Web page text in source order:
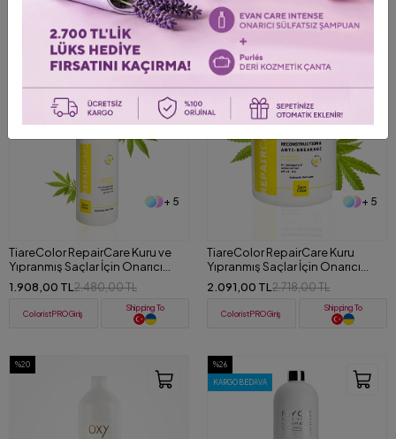
Shipping To
ColoristPRO Giriş
Shipping To
+ 5
TiareColor RepairCare Kuru ve
Yıpranmış Saçlar İçin Onarıcı
Şampuan 1000 ML
1.908,00 TL 2.480,00 TL
ColoristPRO Giriş
Shipping To
%23
+ 5
TiareColor RepairCare Kuru
Yıpranmış Saçlar İçin Onarıcı
Maske 1000 ML
2.091,00 TL 2.718,00 TL
ColoristPRO Giriş
Shipping To
%20
%26
KARGO BEDAVA